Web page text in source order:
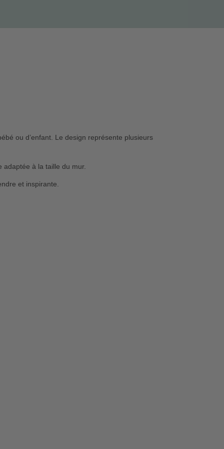
ou d’enfant. Le design représente plusieurs
à la taille du mur.
et inspirante.